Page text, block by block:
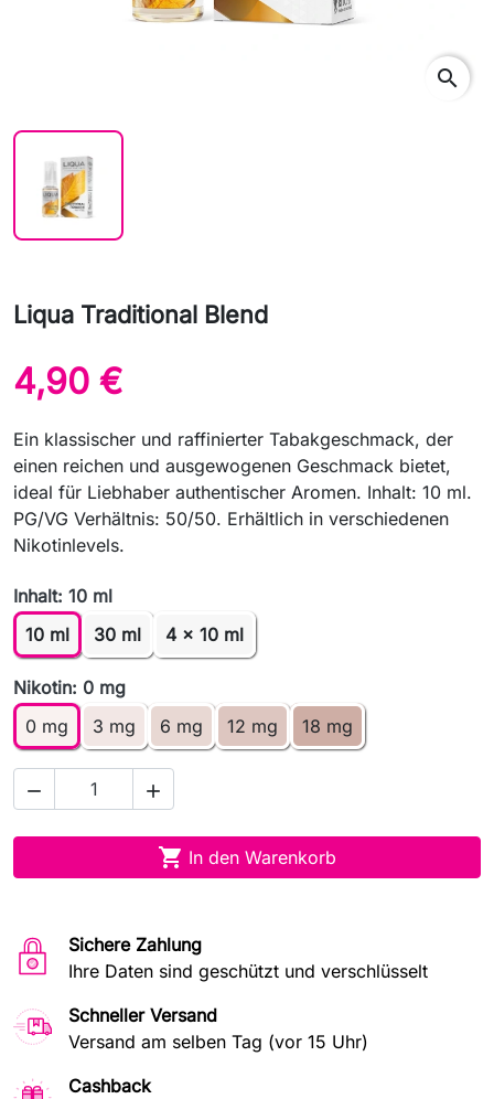
search
Liqua Traditional Blend
4,90 €
Ein klassischer und raffinierter Tabakgeschmack, der
einen reichen und ausgewogenen Geschmack bietet,
ideal für Liebhaber authentischer Aromen. Inhalt: 10 ml.
PG/VG Verhältnis: 50/50. Erhältlich in verschiedenen
Nikotinlevels.
Inhalt: 10 ml
10 ml
30 ml 4 x 10 ml
Nikotin: 0 mg
0 mg
3 mg 6 mg 12 mg 18 mg
 
 In den Warenkorb
Sichere Zahlung
Ihre Daten sind geschützt und verschlüsselt
Schneller Versand
Versand am selben Tag (vor 15 Uhr)
Cashback